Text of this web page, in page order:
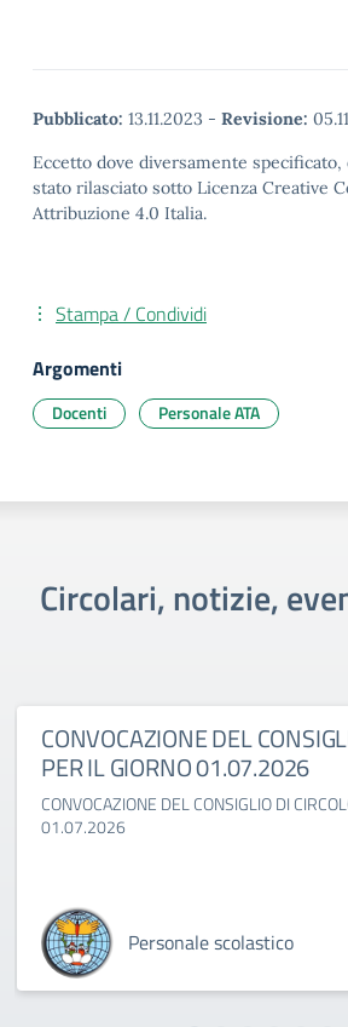
Pubblicato: 13.11.2023 - Revisione:
Eccetto dove diversamente
stato rilasciato sotto Licenza Creative
Attribuzione 4.0 Italia.
Stampa / Condividi
Argomenti
Docenti Personale ATA
Circolari, notizie,
CONVOCAZIONE DEL
PER IL GIORNO 01.07.2026
CONVOCAZIONE DEL CONSIGLIO DI
01.07.2026
Personale scolastico